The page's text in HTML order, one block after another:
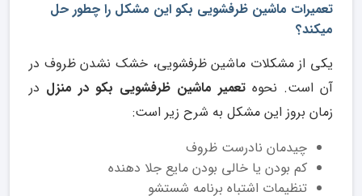
تعمیرات ماشین ظرفشویی بکو این مشکل را چطور حل
میکند؟
یکی از مشکلات ماشین ظرفشویی، خشک نشدن ظروف در
آن است. نحوه تعمیر ماشین ظرفشویی بکو در منزل در
زمان بروز این مشکل به شرح زیر است:
چیدمان نادرست ظروف
کم بودن یا خالی بودن مایع جلا دهنده
تنظیمات اشتباه برنامه شستشو